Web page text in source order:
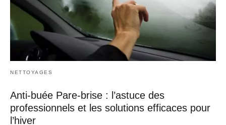
NETTOYAGES
Anti-buée Pare-brise : l’astuce des
professionnels et les solutions efficaces pour
l’hiver